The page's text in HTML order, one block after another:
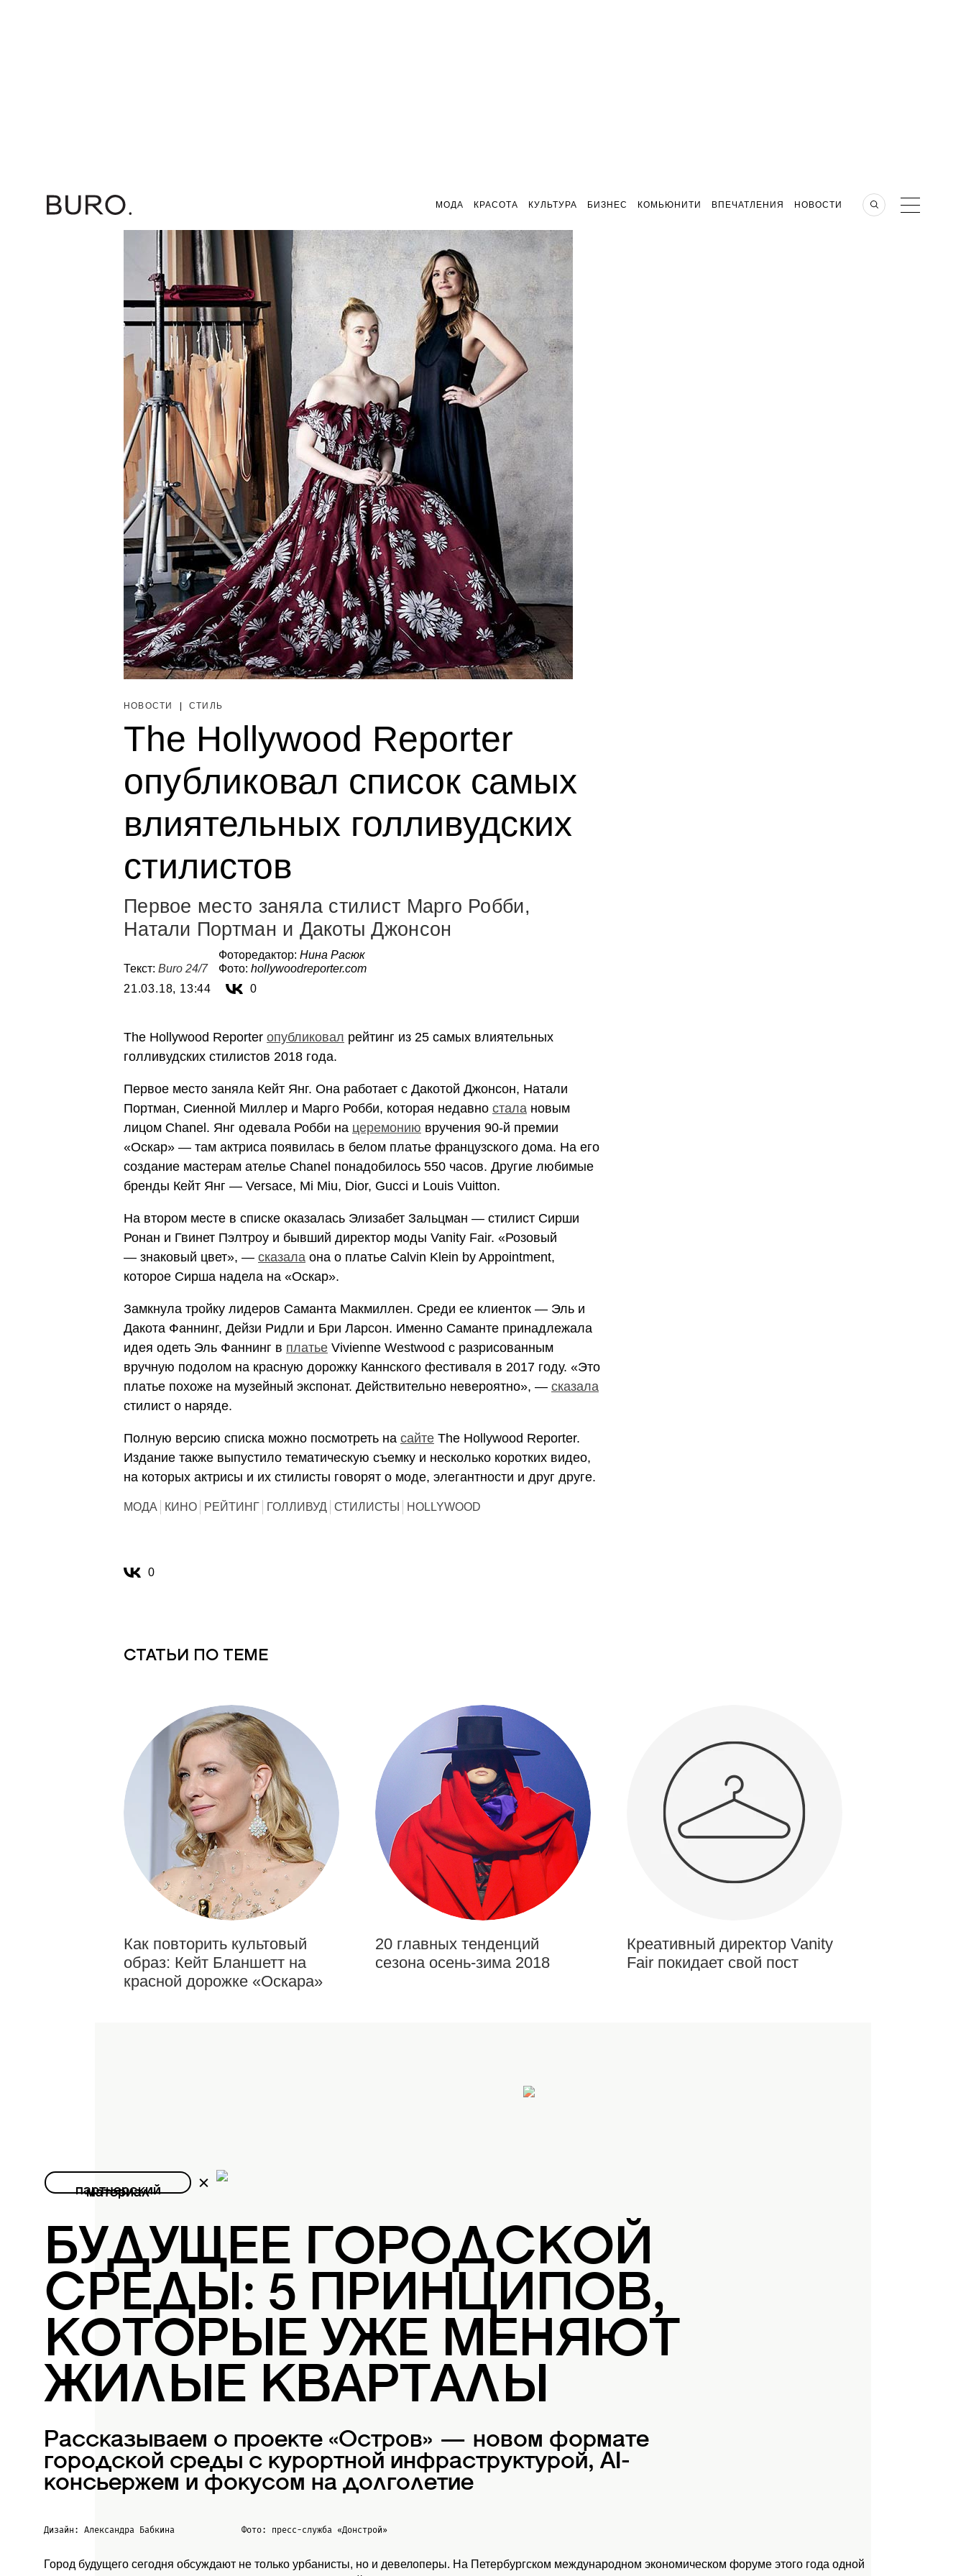
МОДА КРАСОТА КУЛЬТУРА БИЗНЕС КОМЬЮНИТИ ВПЕЧАТЛЕНИЯ НОВОСТИ
НОВОСТИ СТИЛЬ
The Hollywood Reporter
опубликовал список самых
влиятельных голливудских
стилистов
Первое место заняла стилист Марго Робби,
Натали Портман и Дакоты Джонсон
Текст: Buro 24/7
Фоторедактор: Нина Расюк
Фото: hollywoodreporter.com
21.03.18, 13:44
0
The Hollywood Reporter опубликовал рейтинг из 25 самых влиятельных
голливудских стилистов 2018 года.
Первое место заняла Кейт Янг. Она работает с Дакотой Джонсон, Натали
Портман, Сиенной Миллер и Марго Робби, которая недавно стала новым
лицом Chanel. Янг одевала Робби на церемонию вручения 90-й премии
«Оскар» — там актриса появилась в белом платье французского дома. На его
создание мастерам ателье Chanel понадобилось 550 часов. Другие любимые
бренды Кейт Янг — Versace, Mi Miu, Dior, Gucci и Louis Vuitton.
На втором месте в списке оказалась Элизабет Зальцман — стилист Сирши
Ронан и Гвинет Пэлтроу и бывший директор моды Vanity Fair. «Розовый
— знаковый цвет», — сказала она о платье Calvin Klein by Appointment,
которое Сирша надела на «Оскар».
Замкнула тройку лидеров Саманта Макмиллен. Среди ее клиенток — Эль и
Дакота Фаннинг, Дейзи Ридли и Бри Ларсон. Именно Саманте принадлежала
идея одеть Эль Фаннинг в платье Vivienne Westwood с разрисованным
вручную подолом на красную дорожку Каннского фестиваля в 2017 году. «Это
платье похоже на музейный экспонат. Действительно невероятно», — сказала
стилист о наряде.
Полную версию списка можно посмотреть на сайте The Hollywood Reporter.
Издание также выпустило тематическую съемку и несколько коротких видео,
на которых актрисы и их стилисты говорят о моде, элегантности и друг друге.
МОДА КИНО РЕЙТИНГ ГОЛЛИВУД СТИЛИСТЫ HOLLYWOOD
0
СТАТЬИ ПО ТЕМЕ
Как повторить культовый
образ: Кейт Бланшетт на
красной дорожке «Оскара»
20 главных тенденций
сезона осень-зима 2018
Креативный директор Vanity
Fair покидает свой пост
партнерский
материал
БУДУЩЕЕ ГОРОДСКОЙ
СРЕДЫ: 5 ПРИНЦИПОВ,
КОТОРЫЕ УЖЕ МЕНЯЮТ
ЖИЛЫЕ КВАРТАЛЫ
Рассказываем о проекте «Остров» — новом формате
городской среды с курортной инфраструктурой, AI-
консьержем и фокусом на долголетие
Дизайн: Александра Бабкина Фото: пресс-служба «Донстрой»
Город будущего сегодня обсуждают не только урбанисты, но и девелоперы. На Петербургском международном экономическом форуме этого года одной